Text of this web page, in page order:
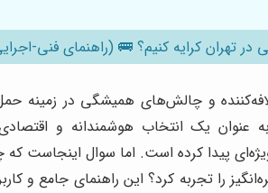
تهران کرایه کنیم؟ 🚌 (راهنمای فنی-
و چالش‌های همیشگی در زمینه
عنوان یک انتخاب هوشمندانه و
پیدا کرده است. اما سوال اینجاست
را تجربه کرد؟ این راهنمای جامع و